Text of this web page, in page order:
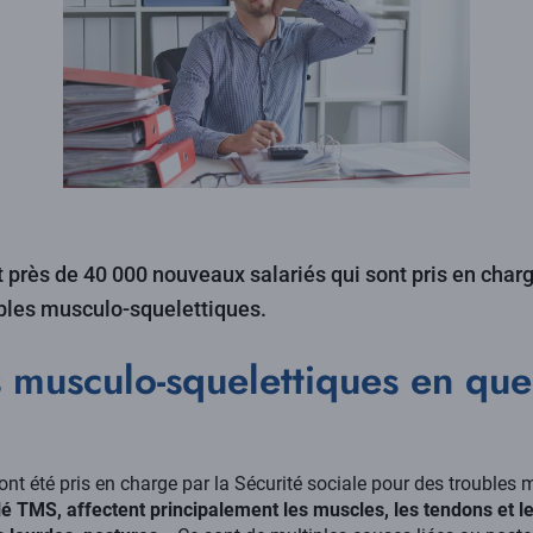
de 40 000 nouveaux salariés qui sont pris en
musculo-squelettiques.
squelettiques en
été pris en charge par la Sécurité sociale pour des troubles
TMS, affectent principalement les muscles, les tendons et